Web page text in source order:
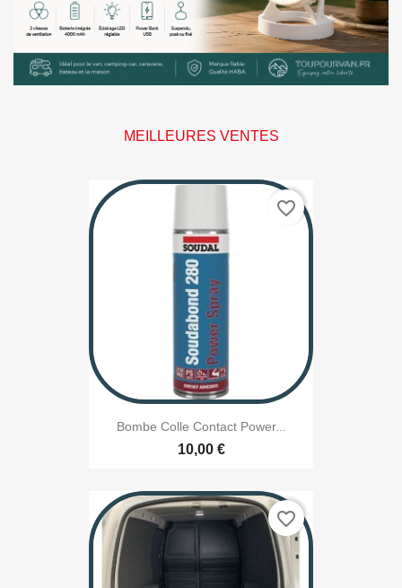
MEILLEURES VENTES
Bombe Colle Contact Power...
10,00 €
favorite_border
favorite_border